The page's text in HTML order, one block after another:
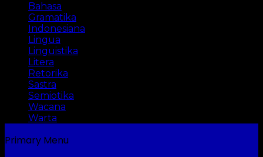
Bahasa
Gramatika
Indonesiana
Lingua
Linguistika
Litera
Retorika
Sastra
Semiotika
Wacana
Warta
Primary Menu